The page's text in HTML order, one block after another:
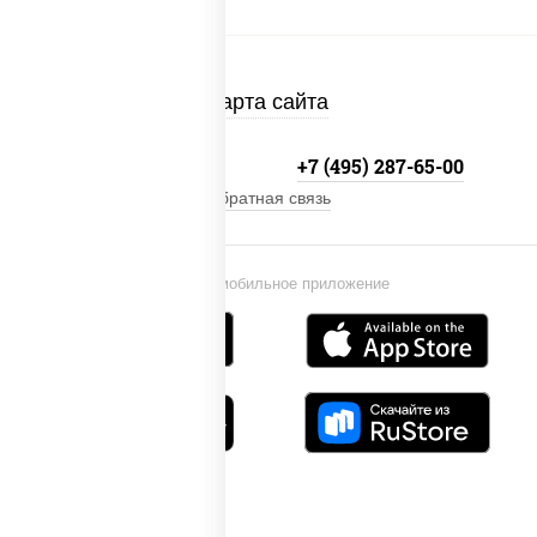
Карта сайта
Установи мобильное приложение
+7 (495) 287-65-00
Обратная связь